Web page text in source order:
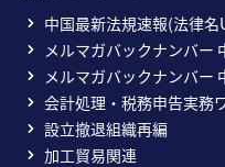
中国最新法規速報(法律名
メルマガバックナンバー
メルマガバックナンバー
会計処理・税務申告実務
設立撤退組織再編
加工貿易関連